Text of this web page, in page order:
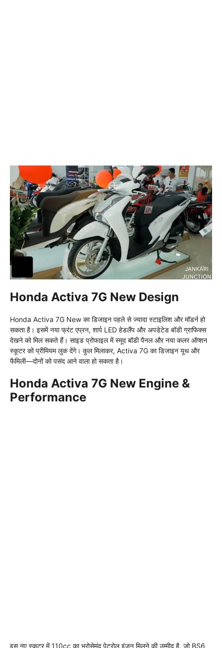
Honda Activa 7G New Design
Honda Activa 7G New का डिजाइन पहले से ज्यादा स्टाइलिश और मॉडर्न हो
सकता है। इसमें नया फ्रंट एप्रन, शार्प LED हेडलैंप और अपडेटेड बॉडी ग्राफिक्स
देखने को मिल सकते हैं। साइड प्रोफाइल में स्मूद बॉडी पैनल और नया कलर ऑप्शन
स्कूटर को प्रीमियम लुक देंगे। कुल मिलाकर, Activa 7G का डिजाइन यूथ और
फैमिली—दोनों को पसंद आने वाला हो सकता है।
Honda Activa 7G New Engine &
Performance
इस नए स्कूटर में 110cc का भरोसेमंद पेट्रोल इंजन मिलने की उम्मीद है, जो BS6